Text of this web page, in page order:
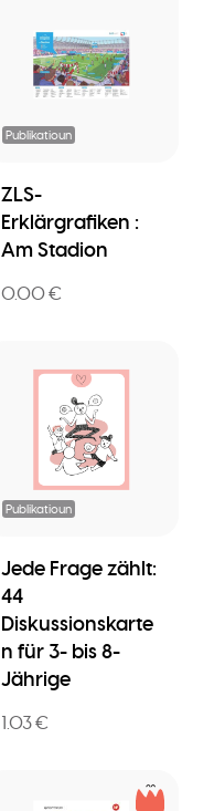
Publikatioun
ZLS-
Erklärgrafiken :
Am Stadion
0.00 €
Publikatioun
Jede Frage zählt:
44
Diskussionskarte
n für 3- bis 8-
Jährige
1.03 €